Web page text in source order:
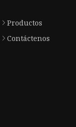
Productos
Contáctenos